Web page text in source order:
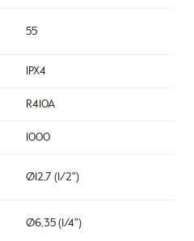
55
IPX4
R410A
1000
Ø12,7 (1/2")
Ø6,35 (1/4")